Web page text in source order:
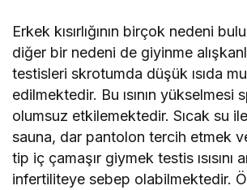
Erkek kısırlığının birçok nedeni
diğer bir nedeni de giyinme
testisleri skrotumda düşük ısıda
edilmektedir. Bu ısının yükselmesi
olumsuz etkilemektedir. Sıcak su
sauna, dar pantolon tercih etmek
tip iç çamaşır giymek testis ısısını
infertiliteye sebep olabilmektedir.